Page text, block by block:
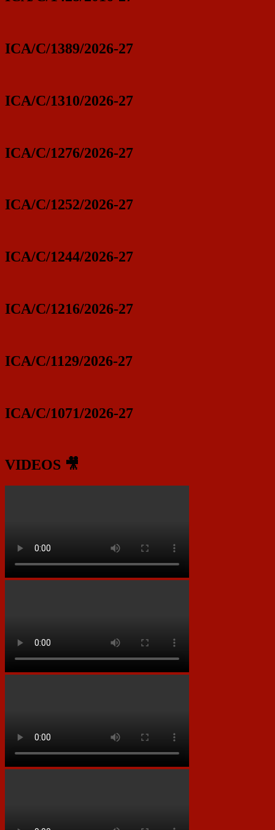
ICA/C/1389/2026-27
ICA/C/1310/2026-27
ICA/C/1276/2026-27
ICA/C/1252/2026-27
ICA/C/1244/2026-27
ICA/C/1216/2026-27
ICA/C/1129/2026-27
ICA/C/1071/2026-27
VIDEOS 🎥